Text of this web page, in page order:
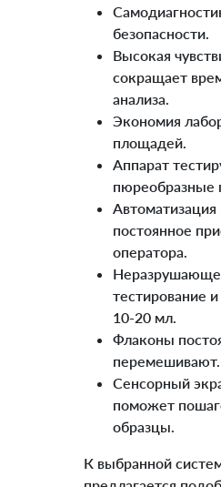
безопасности.
Высокая
сокращает
анализа.
Экономия
площадей.
Аппарат
пюреобразные
постоянное
оператора.
тестирование
10-20 мл.
Флаконы
перемешивают.
Сенсорный
поможет
образцы.
К выбранной